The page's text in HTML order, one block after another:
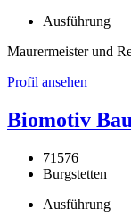
Ausführung
Maurermeister und
Profil ansehen
Biomotiv Bau
71576
Burgstetten
Ausführung